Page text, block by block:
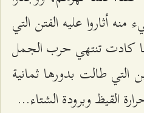
أثاروا عليه الفتن التي
كادت تنتهي حرب الجمل
طالت بدورها ثمانية
القيظ وبرودة الشتاء...